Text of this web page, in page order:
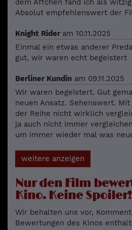
Absolut empfehlenswert der
Knight Rider am 10.11.2025
Einmal ein etwas anderer
gut, wir waren echt begeistert
Berliner Kundin am 09.11.2025
Wir waren begeistert. Gut
neuen Ansatz. Sehenswert.
der Reihe nicht wirklich
ja auch nicht immer
um immer wieder mal was
weitere anzeigen
Nur den Film
Kino. Keine Spoiler!
Wir behalten uns vor,
Bewertungen des Kinos